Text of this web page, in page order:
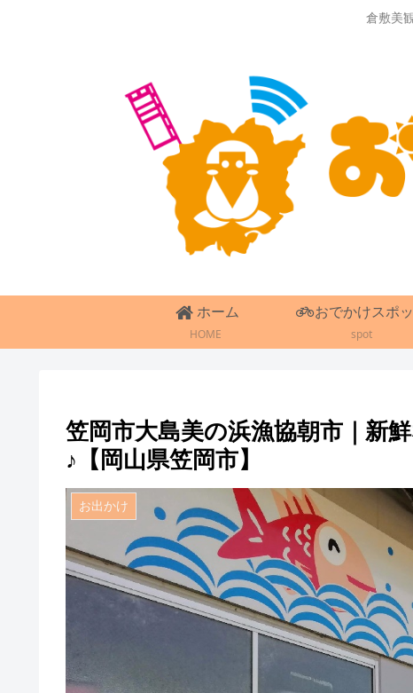
倉敷美
ホーム
HOME
おでかけスポ
spot
笠岡市大島美の浜漁協朝市｜新
♪【岡山県笠岡市】
お出かけ